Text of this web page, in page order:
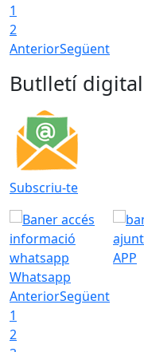
1
2
AnteriorSegüent
Butlletí digital
Subscriu-te
Whatsapp
APP
AnteriorSegüent
1
2